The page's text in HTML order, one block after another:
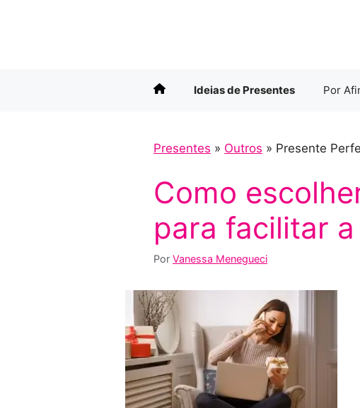
Ideias de Presentes Por
Presentes » Outros » Presente
Como
para facilitar
Por Vanessa Menegueci